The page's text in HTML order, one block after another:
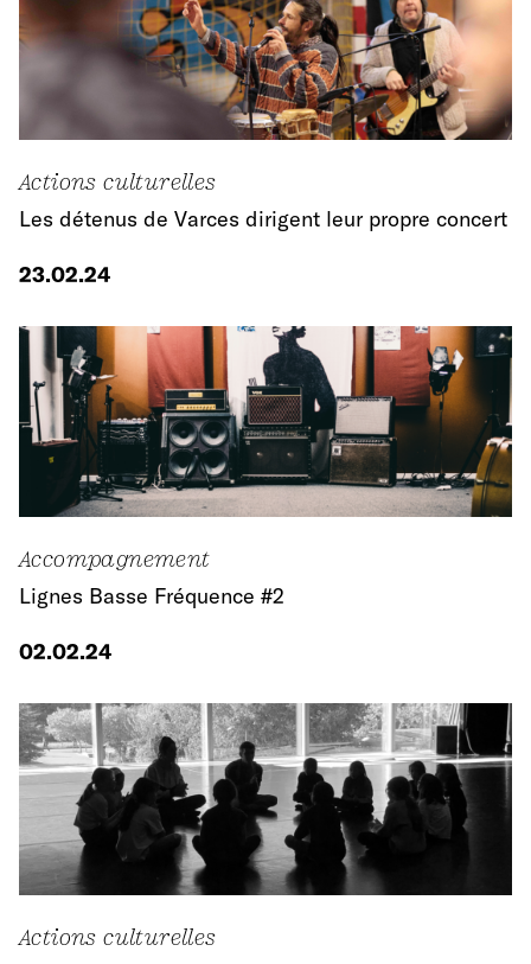
Actions culturelles
Les détenus de Varces dirigent leur propre concert
23.02.24
Accompagnement
Lignes Basse Fréquence #2
02.02.24
Actions culturelles